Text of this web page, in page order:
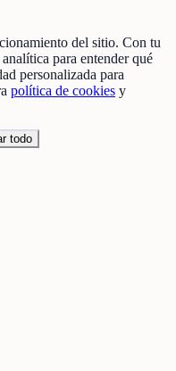
del sitio. Con tu
para entender qué
personalizada para
política de cookies y
todo